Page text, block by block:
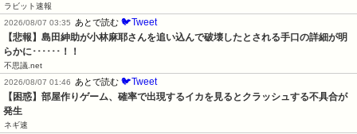
ラビット速報
2026/08/07 03:35
あとで読む 🐦Tweet
【悲報】島田紳助が小林麻耶さんを追い込んで破壊したとされる手口の詳細が明
らかに･･････！！
不思議.net
2026/08/07 01:46
あとで読む 🐦Tweet
【困惑】部屋作りゲーム、確率で出現するイカを見るとクラッシュする不具合が
発生
ネギ速